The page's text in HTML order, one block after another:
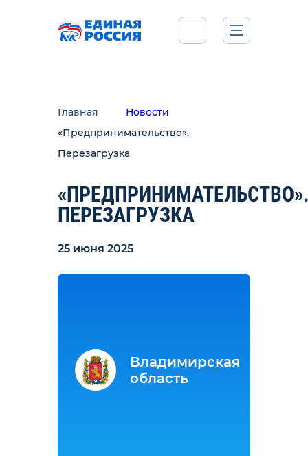
Главная
Новости
«Предпринимательство».
Перезагрузка
ПЕРЕЗАГРУЗКА
25 июня 2025
Владимирская
область